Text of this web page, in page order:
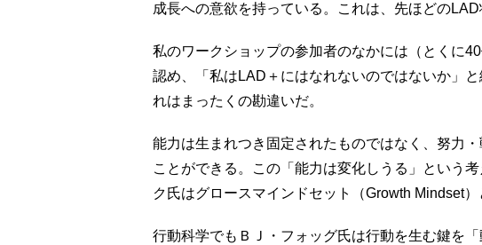
成長への意欲を持っている。これは、先ほどのLAD
私のワークショップの参加者のなかには（とくに
認め、「私はLAD＋にはなれないのではないか」
れはまったくの勘違いだ。
能力は生まれつき固定されたものではなく、努力
ことができる。この「能力は変化しうる」という
ク氏はグロースマインドセット（Growth Mindset）
行動科学でもＢＪ・フォッグ氏は行動を生む鍵を